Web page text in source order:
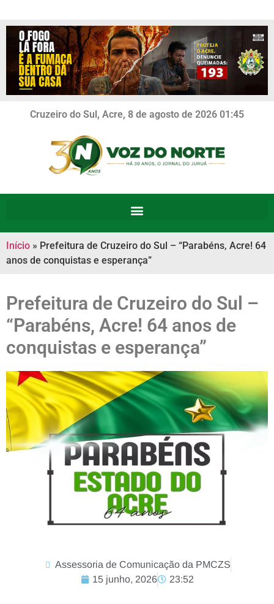
Cruzeiro do Sul, Acre, 8 de agosto de 2026 01:45
Início » Prefeitura de Cruzeiro do Sul – “Parabéns, Acre! 64
anos de conquistas e esperança”
Prefeitura de Cruzeiro do Sul –
“Parabéns, Acre! 64 anos de
conquistas e esperança”
Assessoria de Comunicação da PMCZS
15 junho, 2026
23:52